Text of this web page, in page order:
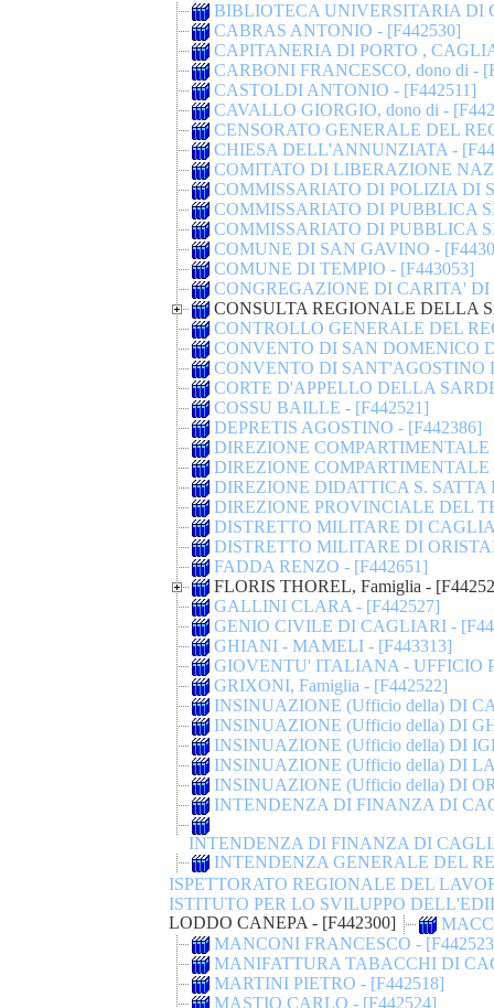
BIBLIOTECA UNIVERSITARIA DI
CABRAS ANTONIO - [F442530]
CAPITANERIA DI PORTO ,
CARBONI FRANCESCO, dono di -
CASTOLDI ANTONIO - [F442511]
CAVALLO GIORGIO, dono di -
CENSORATO GENERALE DEL
CHIESA DELL'ANNUNZIATA -
COMITATO DI LIBERAZIONE
COMMISSARIATO DI POLIZIA DI
COMMISSARIATO DI PUBBLICA
COMMISSARIATO DI PUBBLICA
COMUNE DI SAN GAVINO -
COMUNE DI TEMPIO - [F443053]
CONGREGAZIONE DI CARITA' DI
CONSULTA REGIONALE DELLA
CONTROLLO GENERALE DEL
CONVENTO DI SAN DOMENICO
CONVENTO DI SANT'AGOSTINO
CORTE D'APPELLO DELLA
COSSU BAILLE - [F442521]
DEPRETIS AGOSTINO - [F442386]
DIREZIONE
DIREZIONE
DIREZIONE DIDATTICA S. SATTA
DIREZIONE PROVINCIALE DEL
DISTRETTO MILITARE DI
DISTRETTO MILITARE DI
FADDA RENZO - [F442651]
FLORIS THOREL, Famiglia -
GALLINI CLARA - [F442527]
GENIO CIVILE DI CAGLIARI -
GHIANI - MAMELI - [F443313]
GIOVENTU' ITALIANA - UFFICIO
GRIXONI, Famiglia - [F442522]
INSINUAZIONE (Ufficio della) DI
INSINUAZIONE (Ufficio della) DI
INSINUAZIONE (Ufficio della) DI
INSINUAZIONE (Ufficio della) DI
INSINUAZIONE (Ufficio della) DI
INTENDENZA DI FINANZA DI
INTENDENZA DI FINANZA DI
INTENDENZA GENERALE DEL
ISPETTORATO REGIONALE DEL
ISTITUTO PER LO SVILUPPO
LODDO CANEPA - [F442300]
MANCONI FRANCESCO -
MANIFATTURA TABACCHI DI
MARTINI PIETRO - [F442518]
MASTIO CARLO - [F442524]